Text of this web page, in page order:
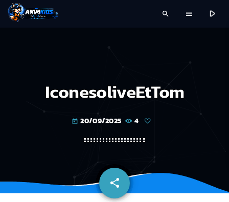
search menu play_arrow
IconesoliveEtTom
today 20/09/2025 4
share
email